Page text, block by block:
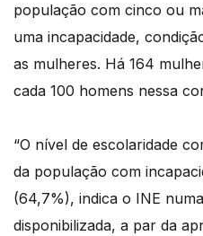
população com cinco ou
uma incapacidade,
as mulheres. Há 164
cada 100 homens nessa
“O nível de escolaridade
da população com
(64,7%), indica o INE
disponibilizada, a par da